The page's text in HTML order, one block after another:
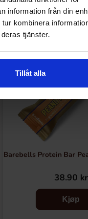
information från din
kombinera
tjänster.
Tillåt alla
Barebells Protein Bar
38.90 kr
Kjøp